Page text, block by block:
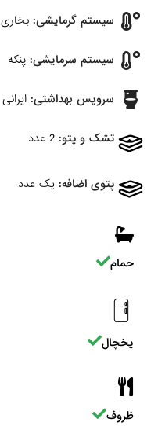
سیستم گرمایشی: بخاری
سیستم سرمایشی: پنکه
سرویس بهداشتی: ایرانی
تشک و پتو: 2 عدد
پتوی اضافه: یک عدد
حمام
یخچال
ظروف